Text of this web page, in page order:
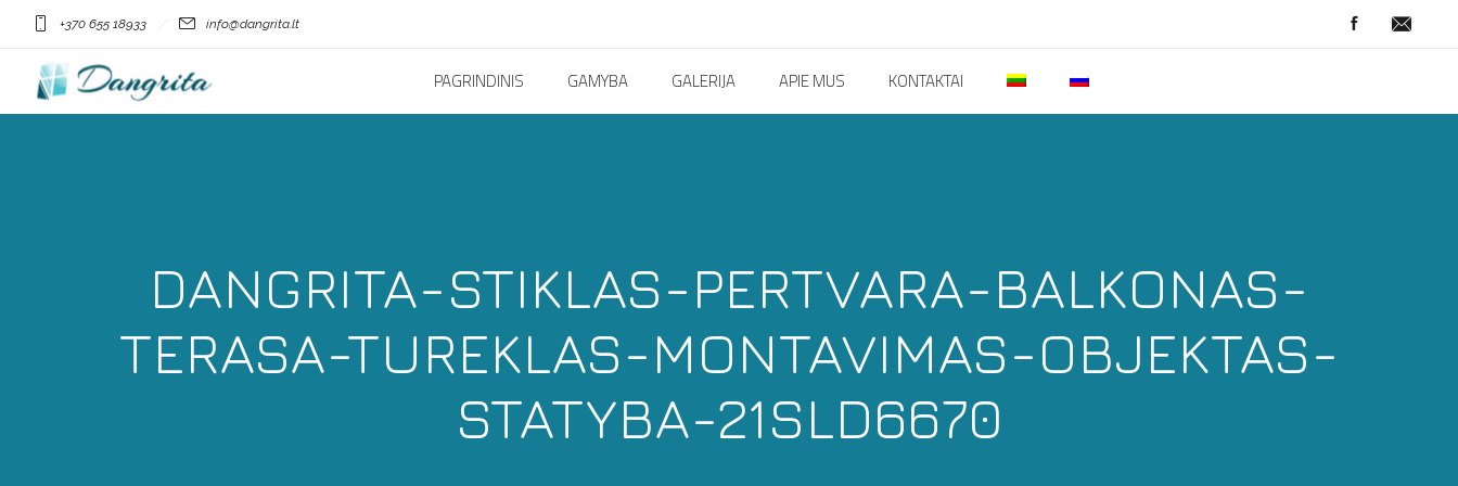
+370 655 18933 info@dangrita.lt
PAGRINDINIS GAMYBA GALERIJA APIE MUS KONTAKTAI
DANGRITA-STIKLAS-PERTVARA-BALKONAS-
TERASA-TUREKLAS-MONTAVIMAS-OBJEKTAS-
STATYBA-21SLD6670